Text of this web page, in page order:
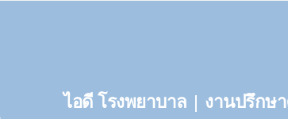
ไอดี โรงพยาบาล | งานปรึกษ